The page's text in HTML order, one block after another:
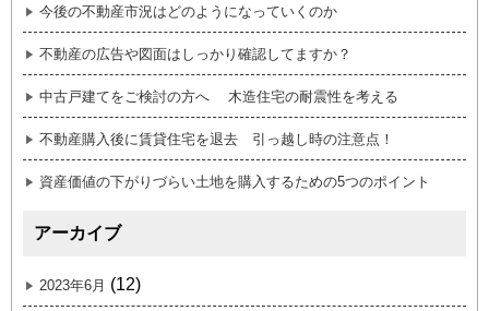
今後の不動産市況はどのようになっていくのか
不動産の広告や図面はしっかり確認してますか？
中古戸建てをご検討の方へ 木造住宅の耐震性を考える
不動産購入後に賃貸住宅を退去 引っ越し時の注意点！
資産価値の下がりづらい土地を購入するための5つのポイント
アーカイブ
2023年6月 (12)